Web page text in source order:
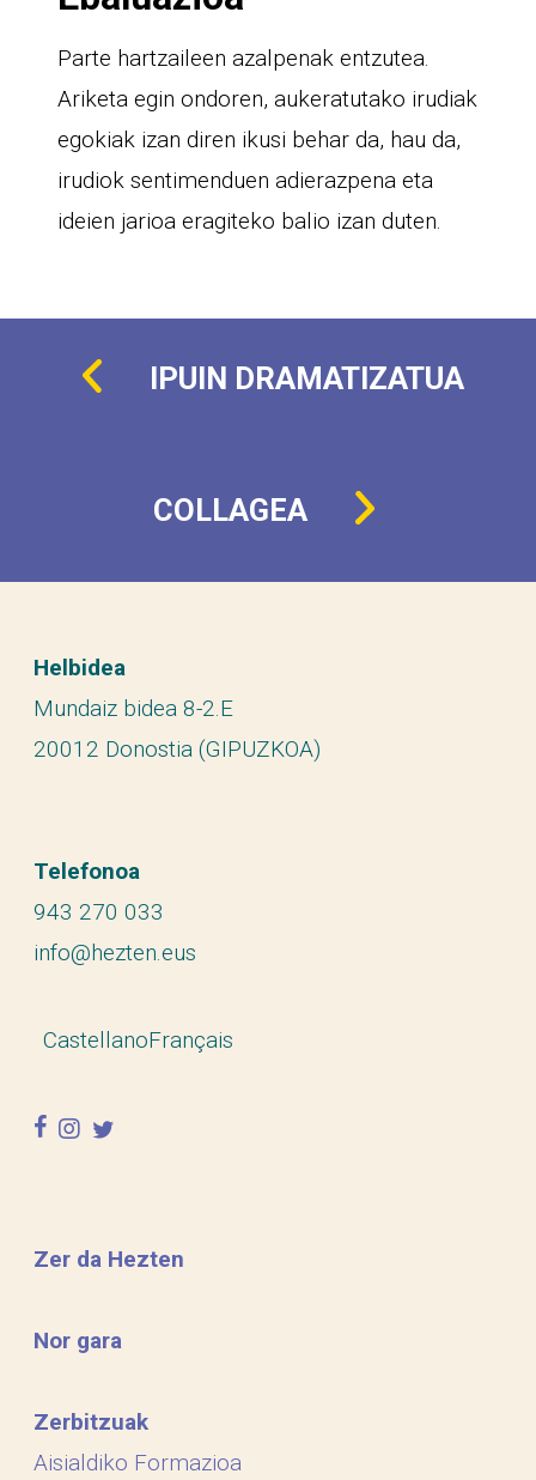
Parte hartzaileen azalpenak entzutea.
Ariketa egin ondoren, aukeratutako irudiak
egokiak izan diren ikusi behar da, hau da,
irudiok sentimenduen adierazpena eta
ideien jarioa eragiteko balio izan duten.
IPUIN DRAMATIZATUA
COLLAGEA
Helbidea
Mundaiz bidea 8-2.E
20012 Donostia (GIPUZKOA)
Telefonoa
943 270 033
info@hezten.eus
CastellanoFrançais
facebook
instagram
twitter
Zer da Hezten
Nor gara
Zerbitzuak
Aisialdiko Formazioa